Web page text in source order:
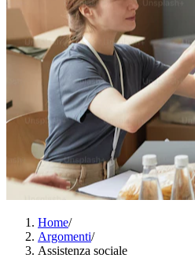
Home/
Argomenti/
Assistenza sociale